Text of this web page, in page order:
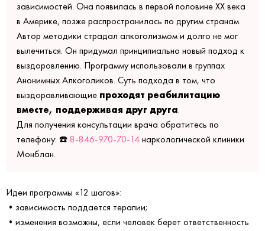
зависимостей. Она появилась в первой половине XX века
в Америке, позже распространилась по другим странам.
Автор методики страдал алкоголизмом и долго не мог
вылечиться. Он придумал принципиально новый подход к
выздоровлению. Программу использовали в группах
Анонимных Алкоголиков. Суть подхода в том, что
выздоравливающие проходят реабилитацию
вместе, поддерживая друг друга.
Для получения консультации врача обратитесь по
телефону: ☎️ 8-846-970-70-14 наркологической клиники
Монблан.
Идеи программы «12 шагов»:
•зависимость поддается терапии;
•изменения возможны, если человек берет ответственность